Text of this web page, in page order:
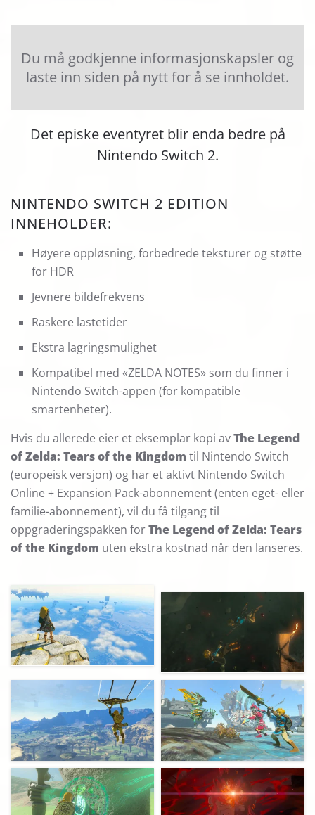
Du må godkjenne informasjonskapsler og
laste inn siden på nytt for å se innholdet.
Det episke eventyret blir enda bedre på
Nintendo Switch 2.
NINTENDO SWITCH 2 EDITION
INNEHOLDER:
Høyere oppløsning, forbedrede teksturer og støtte
for HDR
Jevnere bildefrekvens
Raskere lastetider
Ekstra lagringsmulighet
Kompatibel med «ZELDA NOTES» som du finner i
Nintendo Switch-appen (for kompatible
smartenheter).
Hvis du allerede eier et eksemplar kopi avThe Legend
of Zelda: Tears of the Kingdom til Nintendo Switch
(europeisk versjon) og har et aktivt Nintendo Switch
Online + Expansion Pack-abonnement (enten eget- eller
familie-abonnement), vil du få tilgang til
oppgraderingspakken forThe Legend of Zelda: Tears
of the Kingdom uten ekstra kostnad når den lanseres.